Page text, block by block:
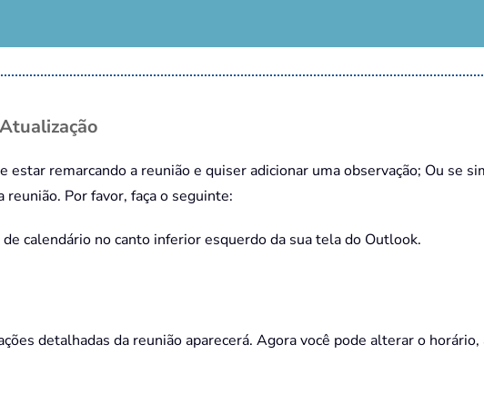
remarcando a reunião e quiser adicionar uma observação; Ou se
Por favor, faça o seguinte:
calendário no canto inferior esquerdo da sua tela do Outlook.
detalhadas da reunião aparecerá. Agora você pode alterar o horário,